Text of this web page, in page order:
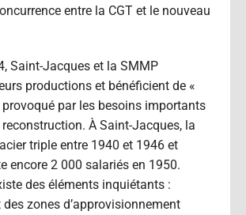
entre la CGT et le nouveau
Saint-Jacques et la SMMP
productions et bénéficient de «
provoqué par les besoins importants
À Saint-Jacques, la
triple entre 1940 et 1946 et
encore 2 000 salariés en 1950.
des éléments inquiétants :
des zones d’approvisionnement